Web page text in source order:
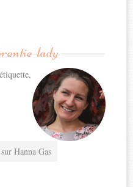
lady
Hanna Gas